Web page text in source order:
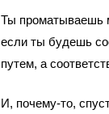
Ты проматываешь
если ты будешь
путем, а
И, почему-то,